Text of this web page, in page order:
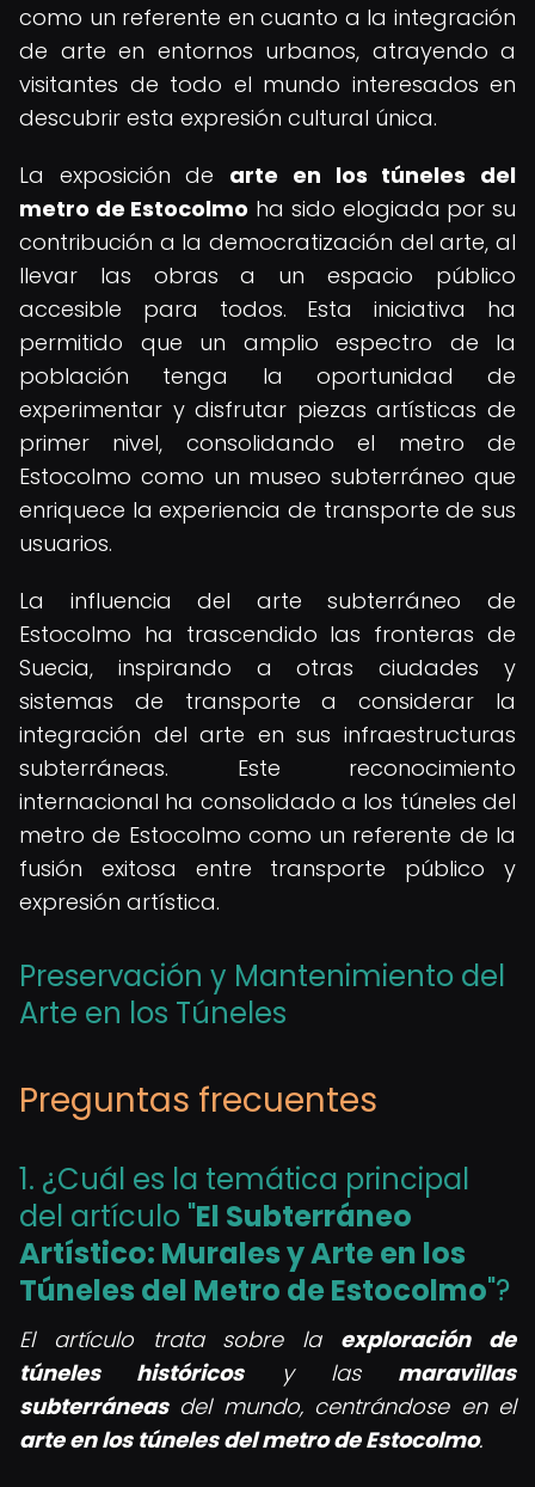
como un referente en cuanto a la integración
de arte en entornos urbanos, atrayendo a
visitantes de todo el mundo interesados en
descubrir esta expresión cultural única.
La exposición de arte en los túneles del
metro de Estocolmo ha sido elogiada por su
contribución a la democratización del arte, al
llevar las obras a un espacio público
accesible para todos. Esta iniciativa ha
permitido que un amplio espectro de la
población tenga la oportunidad de
experimentar y disfrutar piezas artísticas de
primer nivel, consolidando el metro de
Estocolmo como un museo subterráneo que
enriquece la experiencia de transporte de sus
usuarios.
La influencia del arte subterráneo de
Estocolmo ha trascendido las fronteras de
Suecia, inspirando a otras ciudades y
sistemas de transporte a considerar la
integración del arte en sus infraestructuras
subterráneas. Este reconocimiento
internacional ha consolidado a los túneles del
metro de Estocolmo como un referente de la
fusión exitosa entre transporte público y
expresión artística.
Preservación y Mantenimiento del
Arte en los Túneles
Preguntas frecuentes
1. ¿Cuál es la temática principal
del artículo "El Subterráneo
Artístico: Murales yArte en los
Túneles del Metro de Estocolmo"?
El artículo trata sobre la exploración de
túneles históricosy las maravillas
subterráneasdel mundo, centrándose en el
arte en los túneles del metro de Estocolmo.